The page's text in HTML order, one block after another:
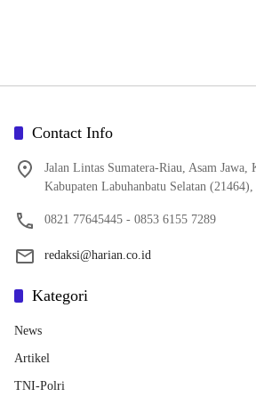
Contact Info
Jalan Lintas Sumatera-Riau, Asam Jawa,
Kabupaten Labuhanbatu Selatan
0821 77645445 - 0853 6155 7289
redaksi@harian.co.id
Kategori
News
Artikel
TNI-Polri